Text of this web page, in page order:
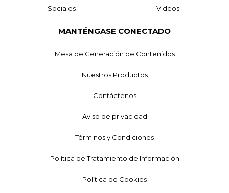
Sociales Videos
MANTÉNGASE CONECTADO
Mesa de Generación de Contenidos
Nuestros Productos
Contáctenos
Aviso de privacidad
Términos y Condiciones
Política de Tratamiento de Información
Política de Cookies